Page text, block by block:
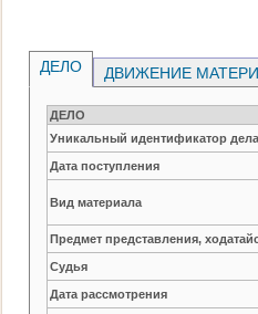
ДЕЛО ДВИЖЕНИЕ
ДЕЛО
Уникальный идентификатор дела
Дата поступления
Вид материала
Предмет представления,
Судья
Дата рассмотрения